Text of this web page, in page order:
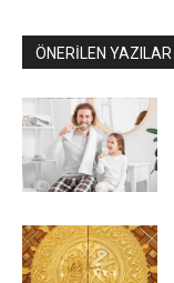
ÖNERİLEN YAZILAR